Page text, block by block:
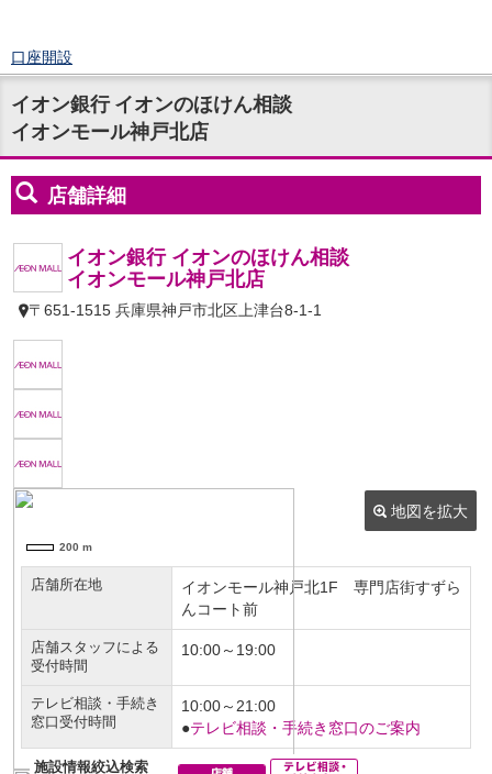
口座開設
ログイン
チャット
メニュー
商品・サービス
預金
円預金TOP
定期預金
積立式定期預金
外貨預金 TOP
NISA
金銭信託のしくみ
取扱商品一覧
iDeCo・国民年金基金
iDeCo（個人型確定拠出年金）
国民年金基金
ロボアドバイザークラウドファンディング
WealthNavi for イオン銀行（ロボアドバイザー）
funds
ローン
イオン銀行 イオンのほけん相談
イオンモール神戸北店